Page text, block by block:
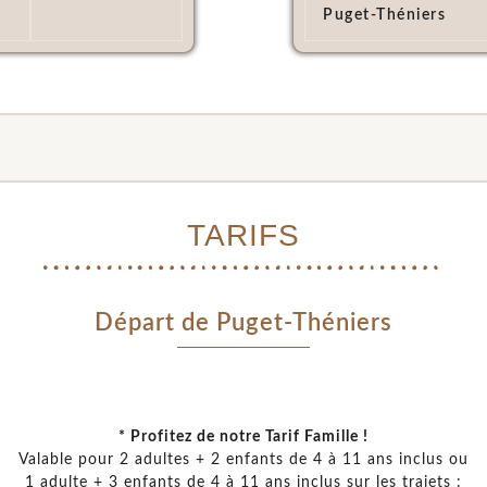
Puget-Théniers
TARIFS
Départ de Puget-Théniers
* Profitez de notre Tarif Famille !
Valable pour 2 adultes + 2 enfants de 4 à 11 ans inclus ou
1 adulte + 3 enfants de 4 à 11 ans inclus sur les trajets :